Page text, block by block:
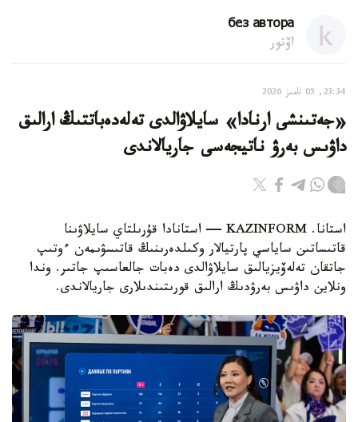
без автора
اۆتور
23:34, 05 تامىز 2026
«جەتىنشى ارنادا» سايلاۋالدى تەلەدەباتتىڭ ارالىق
داۋىس بەرۋ ناتيجەسى جاريالاندى
استانا. KAZINFORM — استانادا قۇرىلتاي سايلاۋىنا
قاتىساتىن ساياسي پارتيالار وكىلدەرىنىڭ قاتىسۋىمەن ءوتىپ
جاتقان تەلەۆيزيالىق سايلاۋالدى دەبات جالعاسىپ جاتىر. وندا
ونلاين داۋىس بەرۋدىڭ ارالىق قورىتىندىلارى جاريالاندى.